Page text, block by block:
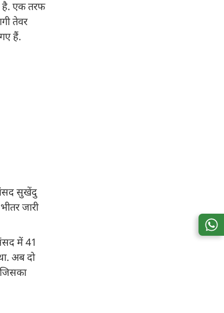
है. एक तरफ
तेवर
हैं.
सुखेंदु
जारी
में 41
अब दो